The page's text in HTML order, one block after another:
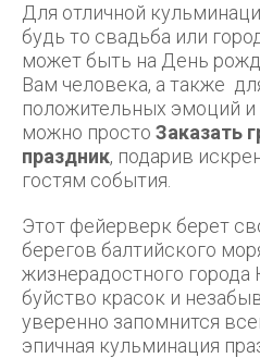
Для отличной
будь то свадьба или
может быть на День
Вам человека, а также
положительных эмоций и
можно просто Заказать
праздник, подарив
гостям события.
Этот фейерверк берет
берегов балтийского
жизнерадостного
буйство красок и
уверенно запомнится
эпичная кульминация